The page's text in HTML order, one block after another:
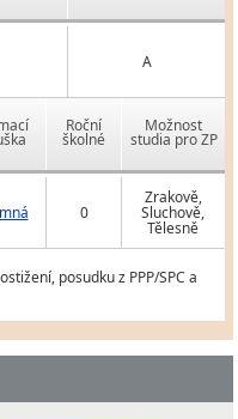
A
Roční
školné
Možnost
studia pro ZP
0
Zrakově,
Sluchově,
Tělesně
posudku z PPP/SPC a